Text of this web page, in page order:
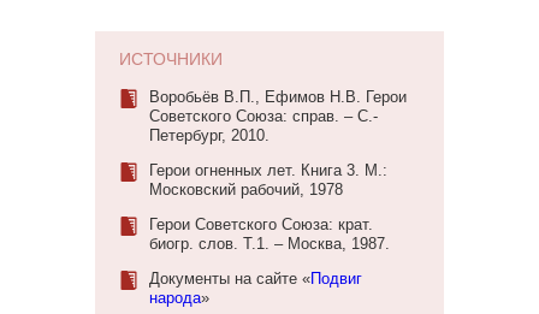
ИСТОЧНИКИ
Воробьёв В.П., Ефимов Н.В. Герои
Советского Союза: справ. – С.-
Петербург, 2010.
Герои огненных лет. Книга 3. М.:
Московский рабочий, 1978
Герои Советского Союза: крат.
биогр. слов. Т.1. – Москва, 1987.
Документы на сайте «Подвиг
народа»